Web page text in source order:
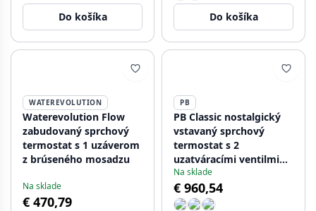
Do košíka Do košíka
WATEREVOLUTION
Waterevolution Flow
zabudovaný sprchový
termostat s 1 uzáverom
z brúseného mosadzu
Na sklade
€ 470,79
PB
PB Classic nostalgický
vstavaný sprchový
termostat s 2
uzatváracími ventilmi
bronz
Na sklade
€ 960,54